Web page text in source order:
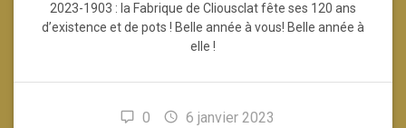
2023-1903 : la Fabrique de Cliousclat fête ses 120 ans
d’existence et de pots ! Belle année à vous! Belle année à
elle !
0 6 janvier 2023